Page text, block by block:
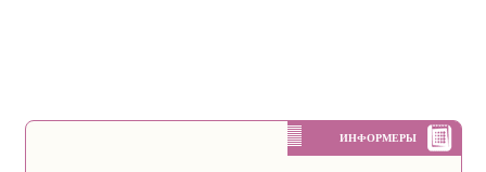
ИНФОРМЕРЫ